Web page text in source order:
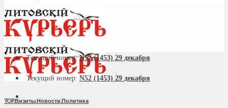
Текущий номер:N52 (1453) 29 декабря
Текущий номер: N52 (1453) 29 декабря
TOP,Визиты,Новости,Политика